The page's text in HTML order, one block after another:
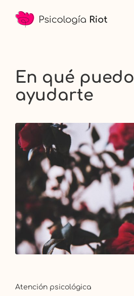
En qué puedo
ayudarte
Atención psicológica